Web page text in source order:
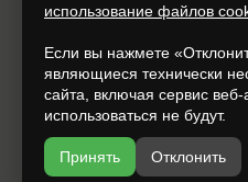
Разработка и
использование файлов
Если вы нажмете
являющиеся технически
сайта, включая сервис
использоваться не будут.
Принять Отклонить